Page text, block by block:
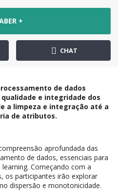
+
CHAT
de dados
e integridade dos
a limpeza e integração até a
de atributos.
aprofundada das
de dados, essenciais para
Começando com a
os participantes irão explorar
dispersão e monotonicidade.